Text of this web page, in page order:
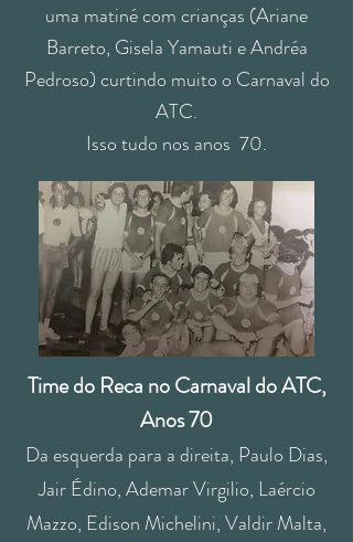
uma matiné com crianças (Ariane
Barreto, Gisela Yamauti e Andréa
Pedroso) curtindo muito o Carnaval do
ATC.
Isso tudo nos anos 70.
Time do Reca no Carnavaldo ATC,
Anos 70
Da esquerda para a direita, Paulo Dias,
Jair Édino, Ademar Virgilio, Laércio
Mazzo, Edison Michelini, Valdir Malta,